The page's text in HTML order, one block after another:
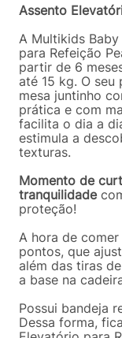
Assento
A Multikids
para Refeição
partir de 6
até 15 kg. O
mesa juntinho
prática e com
facilita o dia a
estimula a
texturas.
Momento de
tranquilidade
proteção!
A hora de
pontos, que
além das tiras
a base na
Possui bandeja
Dessa forma,